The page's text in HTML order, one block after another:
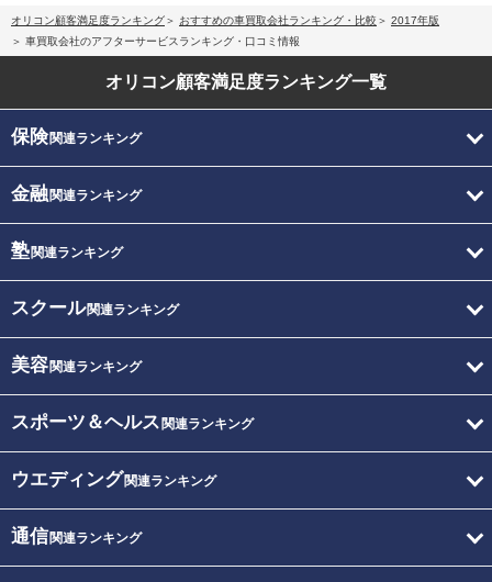
オリコン顧客満足度ランキング おすすめの車買取会社ランキング・比較
2017年版
車買取会社のアフターサービスランキング・口コミ情報
オリコン顧客満足度ランキング一覧
保険関連ランキング
金融関連ランキング
塾関連ランキング
スクール関連ランキング
美容関連ランキング
スポーツ＆ヘルス 関連ランキング
ウエディング関連ランキング
通信関連ランキング